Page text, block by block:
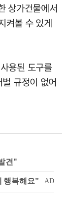
상가건물에서
켜볼 수 있게
용된 도구를
규정이 없어
견"